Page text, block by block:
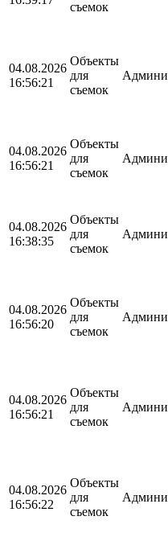
съемок
04.08.2026
16:56:21
Объекты
для
съемок
04.08.2026
16:56:21
Объекты
для
съемок
04.08.2026
16:38:35
Объекты
для
съемок
04.08.2026
16:56:20
Объекты
для
съемок
04.08.2026
16:56:21
Объекты
для
съемок
04.08.2026
16:56:22
Объекты
для
съемок